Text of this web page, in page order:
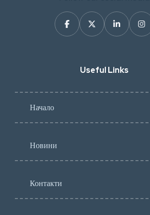
Useful Links
Начало
Новини
Контакти